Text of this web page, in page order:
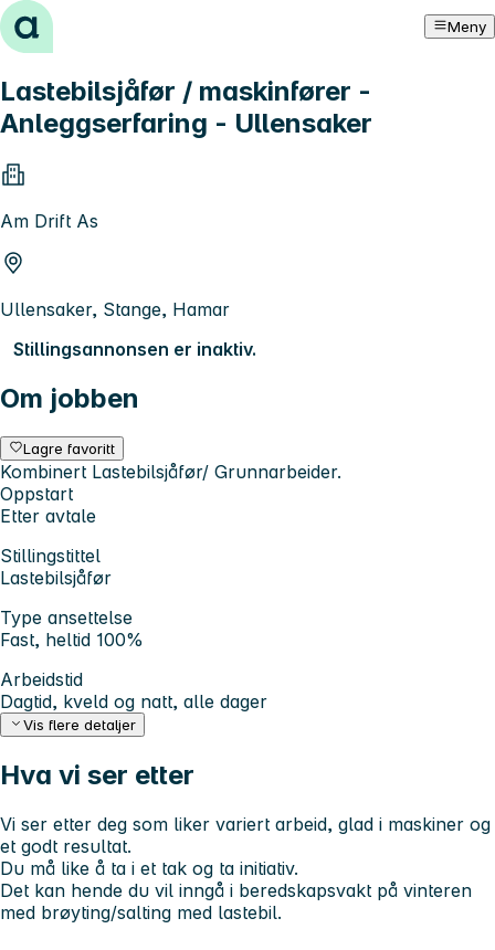
Hopp til innhold Meny
Lastebilsjåfør / maskinfører -
Anleggserfaring - Ullensaker
Am Drift As
Ullensaker, Stange, Hamar
Stillingsannonsen er inaktiv.
Om jobben
Lagre favoritt
Kombinert Lastebilsjåfør/ Grunnarbeider.
Oppstart
Etter avtale
Stillingstittel
Lastebilsjåfør
Type ansettelse
Fast, heltid 100%
Arbeidstid
Dagtid, kveld og natt, alle dager
Vis flere detaljer
Hva vi ser etter
Vi ser etter deg som liker variert arbeid, glad i maskiner og
et godt resultat.
Du må like å ta i et tak og ta initiativ.
Det kan hende du vil inngå i beredskapsvakt på vinteren
med brøyting/salting med lastebil.